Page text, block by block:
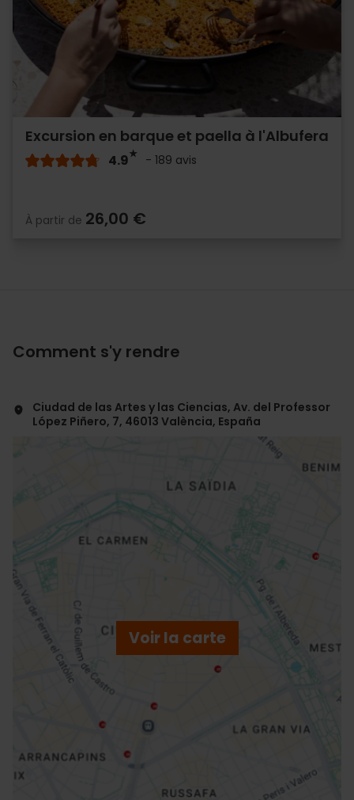
Excursion en barque et paella à l'Albufera
4.9 - 189 avis
À partir de 26,00 €
Comment s'y rendre
Ciudad de las Artes y las Ciencias, Av. del Professor
López Piñero, 7, 46013 València, España
Voir la carte
Directions